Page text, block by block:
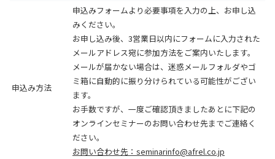
申込み方法
申込みフォームより必要事項を入力の上、お申し込
みください。
お申し込み後、3営業日以内にフォームに入力された
メールアドレス宛に参加方法をご案内いたします。
メールが届かない場合は、迷惑メールフォルダやゴ
ミ箱に自動的に振り分けられている可能性がござい
ます。
お手数ですが、一度ご確認頂きましたあとに下記の
オンラインセミナーのお問い合わせ先までご連絡く
ださい。
お問い合わせ先：seminarinfo@afrel.co.jp